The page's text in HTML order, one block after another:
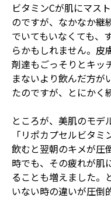
ビタミンCが肌にマス
のですが、なかなか継
でいてもいなくても、
らかもしれません。皮
剤達もごっそりとキッ
まないより飲んだ方が
たのですが、とにかく
ところが、美肌のモデ
「リポカプセルビタ
飲むと翌朝のキメが圧
時でも、その疲れが肌
ることも増えました。
いない時の違いが圧倒